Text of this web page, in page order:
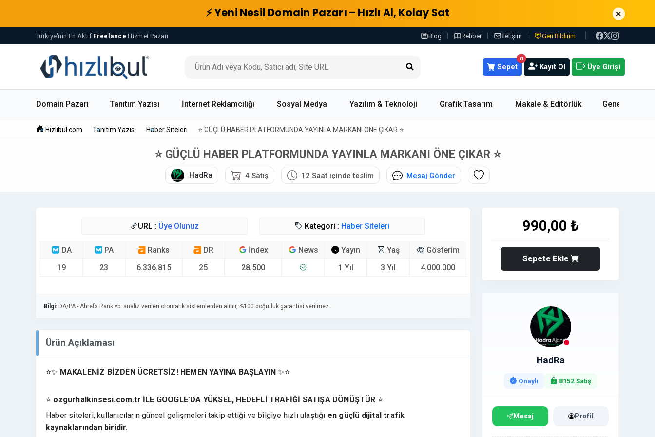
⚡ Yeni Nesil Domain Pazarı – Hızlı Al, Kolay Sat ×
Türkiye'nin En Aktif Freelance Hizmet Pazarı Blog Rehber İletişim Geri Bildirim
0
Sepet Kayıt Ol Üye Girişi
Domain Pazarı Tanıtım Yazısı İnternet Reklamcılığı Sosyal Medya Yazılım & Teknoloji Grafik Tasarım Makale & Editörlük Genel
Hızlıbul.com Tanıtım Yazısı Haber Siteleri ⭐ GÜÇLÜ HABER PLATFORMUNDA YAYINLA MARKANI ÖNE ÇIKAR ⭐
⭐ GÜÇLÜ HABER PLATFORMUNDA YAYINLA MARKANI ÖNE ÇIKAR ⭐
HadRa 4 Satış 12 Saat içinde teslim Mesaj Gönder
URL : Üye Olunuz Kategori : Haber Siteleri
DA
19
PA
23
Ranks
6.336.815
DR
25
İndex
28.500
News
Yayın
1 Yıl
Yaş
3 Yıl
Gösterim
4.000.000
Bilgi: DA/PA - Ahrefs Rank vb. analiz verileri otomatik sistemlerden alınır, %100 doğruluk garantisi verilmez.
Ürün Açıklaması
⭐✨ MAKALENİZ BİZDEN ÜCRETSİZ! HEMEN YAYINA BAŞLAYIN ✨⭐
⭐ ozgurhalkinsesi.com.tr İLE GOOGLE’DA YÜKSEL, HEDEFLİ TRAFİĞİ SATIŞA DÖNÜŞTÜR ⭐
Haber siteleri, kullanıcıların güncel gelişmeleri takip ettiği ve bilgiye hızlı ulaştığı en güçlü dijital trafik
kaynaklarından biridir.
990,00 ₺
Sepete Ekle
HadRa
Onaylı 8152 Satış
Mesaj Profil